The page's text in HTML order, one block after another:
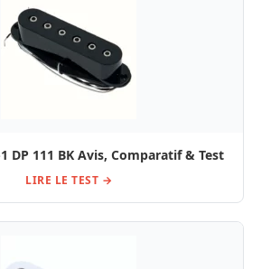
DiMarzio SDS-1 DP 111 BK Avis, Comparatif & Test
LIRE LE TEST →